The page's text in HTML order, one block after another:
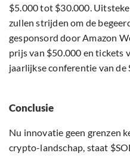
$5.000 tot $30.000.
zullen strijden om de
gesponsord door Amazon
prijs van $50.000 en tickets
jaarlijkse conferentie van de
Conclusie
Nu innovatie geen grenzen
crypto-landschap, staat